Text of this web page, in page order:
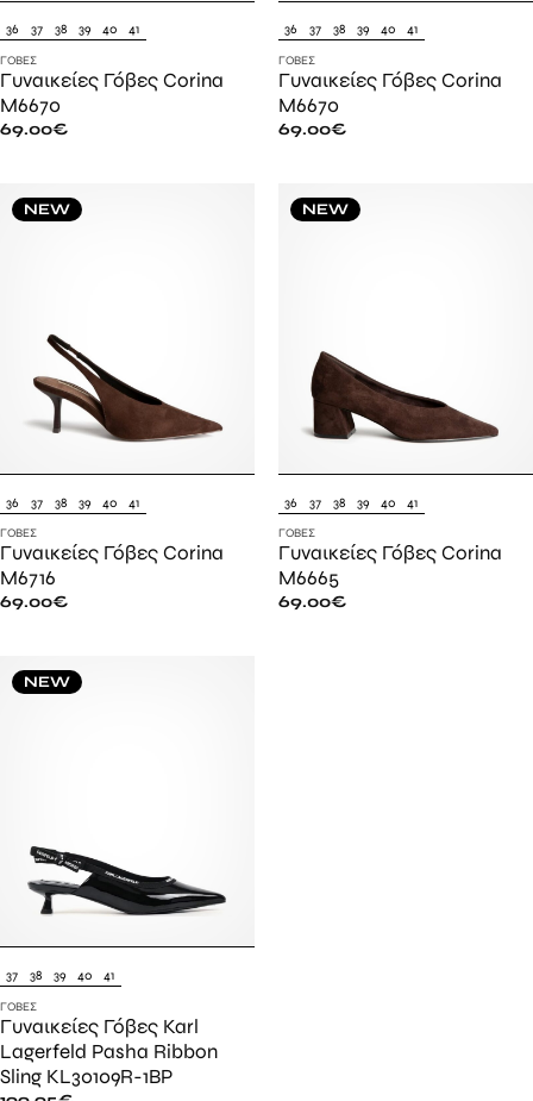
36 37 38 39 40 41
ΓΌΒΕΣ
Γυναικείες Γόβες Corina
M6670
69.00€
36 37 38 39 40 41
ΓΌΒΕΣ
Γυναικείες Γόβες Corina
M6670
69.00€
NEW
36 37 38 39 40 41
ΓΌΒΕΣ
Γυναικείες Γόβες Corina
M6716
69.00€
NEW
36 37 38 39 40 41
ΓΌΒΕΣ
Γυναικείες Γόβες Corina
M6665
69.00€
NEW
37 38 39 40 41
ΓΌΒΕΣ
Γυναικείες Γόβες Karl
Lagerfeld Pasha Ribbon
Sling KL30109R-1BP